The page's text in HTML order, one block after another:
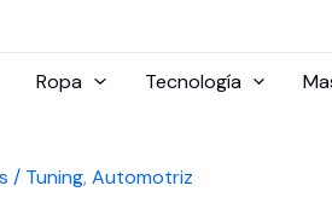
Ropa Tecnología
/ Tuning, Automotriz